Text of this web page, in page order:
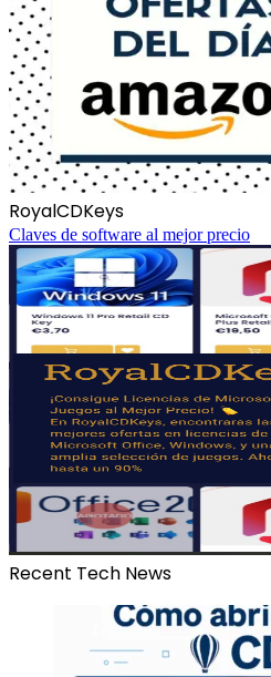
RoyalCDKeys
Claves de software al mejor precio
Recent Tech News